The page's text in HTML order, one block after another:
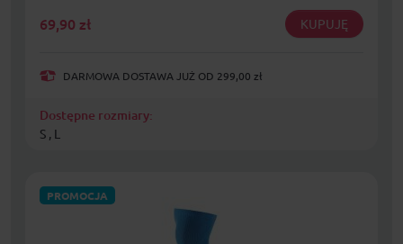
69,90 zł KUPUJĘ
DARMOWA DOSTAWA JUŻ OD 299,00 zł
Dostępne rozmiary:
S , L
PROMOCJA